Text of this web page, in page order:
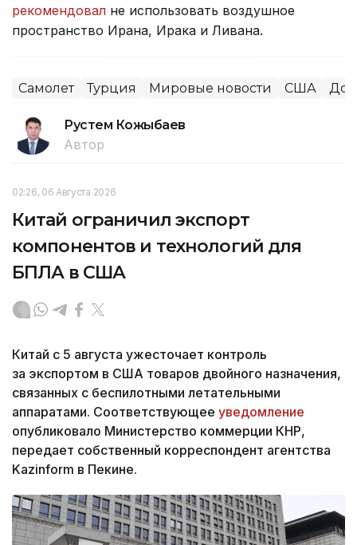
рекомендовал не использовать воздушное
пространство Ирана, Ирака и Ливана.
Самолет Турция Мировые новости США
Рустем Кожыбаев
Автор
02:26, 06 Августа 2026
Китай ограничил экспорт
компонентов и технологий для
БПЛА в США
Китай с 5 августа ужесточает контроль
за экспортом в США товаров двойного назначения,
связанных с беспилотными летательными
аппаратами. Соответствующее уведомление
опубликовало Министерство коммерции КНР,
передает собственный корреспондент агентства
Kazinform в Пекине.